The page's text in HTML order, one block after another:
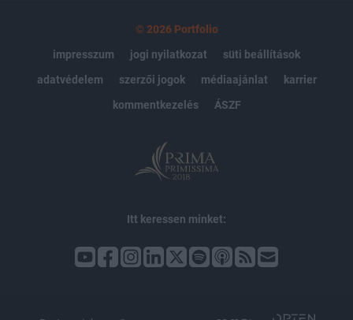
© 2026 Portfolio
impresszum
jogi nyilatkozat
süti beállítások
adatvédelem
szerzői jogok médiaajánlat
karrier
kommentkezelés
ÁSZF
Itt keressen minket: